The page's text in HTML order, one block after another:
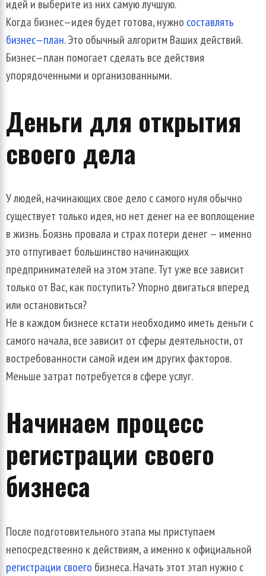
идей и выберите из нихсамуюлучшую.
Когда бизнес—идея будет готова,нужно составлять
бизнес—план.Это обычный алгоритм Вашихдействий.
Бизнес—план помогает сделать все действия
упорядоченными и организованными.
Деньги для открытия
своего дела
Улюдей,начинающихсвое дело ссамого нуля обычно
существует только идея,но нет денегна ее воплощение
вжизнь.Боязнь провала и страхпотери денег — именно
это отпугивает большинство начинающих
предпринимателей наэтомэтапе.Тутуже всезависит
только от Вас,какпоступить?Упорно двигаться вперед
или остановиться?
Не в каждом бизнесе кстати необходимо иметь деньги с
самого начала,всезависит от сферы деятельности,от
востребованности самой идеи им другихфакторов.
Меньшезатрат потребуется в сфереуслуг.
Начинаем процесс
регистрации своего
бизнеса
После подготовительногоэтапа мы приступаем
непосредственно кдействиям,а именно кофициальной
регистрации своего бизнеса.Начатьэтотэтап нужно с